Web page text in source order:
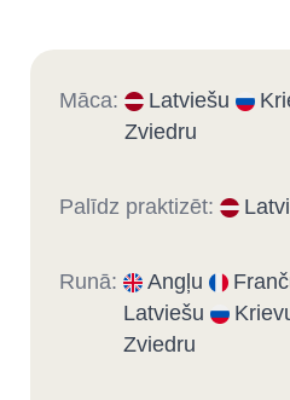
Māca: Latviešu
Zviedru
Palīdz praktizēt:
Runā: Angļu
Latviešu
Zviedru